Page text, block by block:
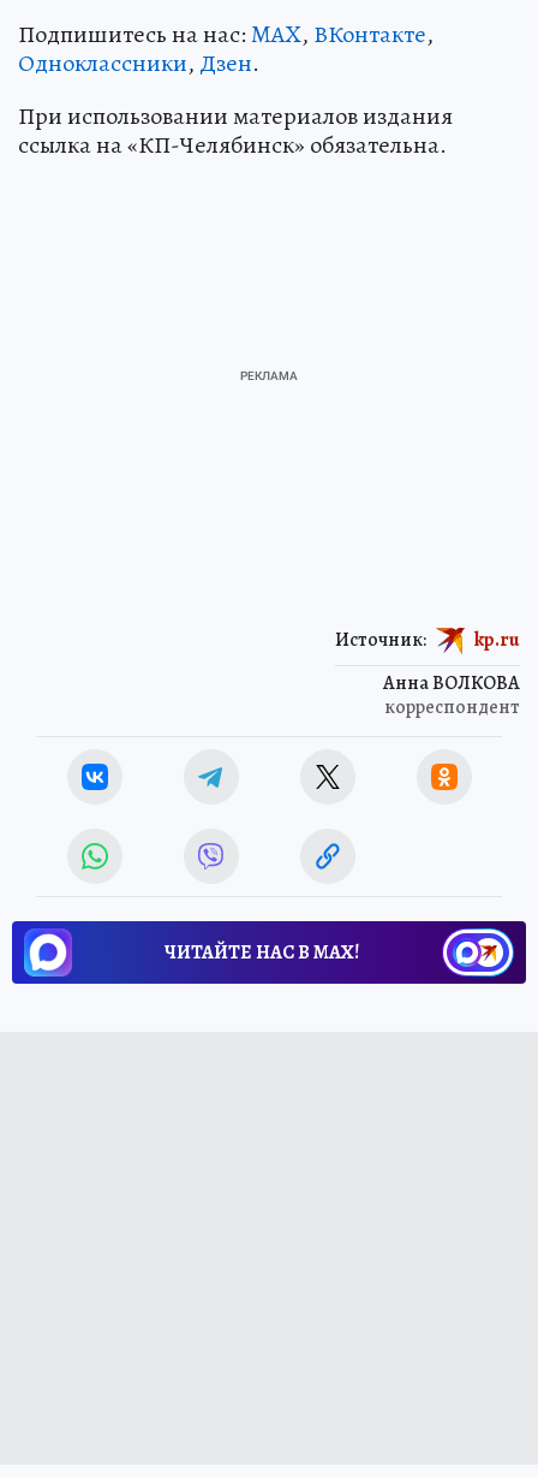
Подпишитесь на нас:MAX, ВКонтакте,
Одноклассники, Дзен.
При использовании материалов издания
ссылка на «КП-Челябинск» обязательна.
Анна ВОЛКОВА
корреспондент
Источник: kp.ru
ЧИТАЙТЕ НАС В МАХ!